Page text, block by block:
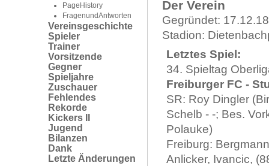
PageHistory
FragenundAntworten
Vereinsgeschichte
Spieler
Trainer
Vorsitzende
Gegner
Spieljahre
Zuschauer
Fehlendes
Rekorde
Kickers II
Jugend
Bilanzen
Dank
Letzte Änderungen
Der Verein
Gegründet:
Stadion:
Letztes Spiel:
34. Spieltag
Freiburger FC -
SR: Roy Dingler
Schelb - -; Bes.
Polauke)
Freiburg:
Anlicker, Ivancic,